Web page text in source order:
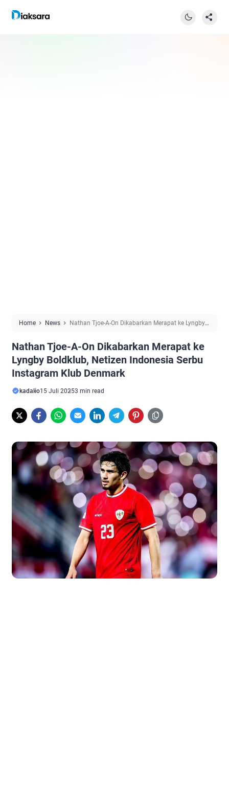
Home News
Nathan Tjoe-A-On Dikabarkan Merapat ke Lyngby
Nathan Tjoe-A-On Dikabarkan Merapat ke
Lyngby Boldklub, Netizen Indonesia Serbu
Instagram Klub Denmark
kadalio15 Juli 20253 min read